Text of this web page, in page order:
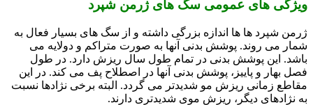
ویژگی های عمومی سگ های ژرمن شپرد
ژرمن شپرد ها ها اندازه بزرگی داشته و از سگ های بسیار فعال به
شمار می روند. پوشش بدنی آنها به صورت متراکم و دولایه می
باشد. این پوشش بدنی در تمام طول سال ریزش دارد. در طول
فصل بهار و پاییز، پوشش بدنی آنها در اصطلاح پف می کند. در این
مقاطع زمانی ریزش مو شدیدتر می گردد. البته برخی نژادها نسبت
به نژادهای دیگر، ریزش موی شدیدتری دارند.